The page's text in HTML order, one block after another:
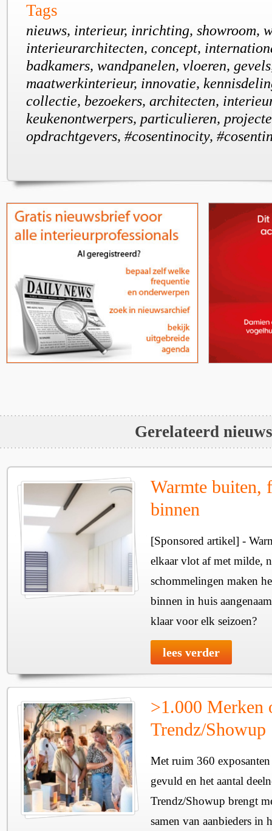
Tags
nieuws, interieur, inrichting, showroom,
interieurarchitecten, concept,
badkamers, wandpanelen, vloeren,
maatwerkinterieur, innovatie,
collectie, bezoekers, architecten,
keukenontwerpers, particulieren,
opdrachtgevers, #cosentinocity,
Gerelateerd nieuws
Warmte buiten,
binnen
[Sponsored artikel] -
elkaar vlot af met milde,
schommelingen maken
binnen in huis
klaar voor elk seizoen?
lees verder
>1.000 Merken
Trendz/Showup
Met ruim 360
gevuld en het aantal
Trendz/Showup brengt
samen van aanbieders in